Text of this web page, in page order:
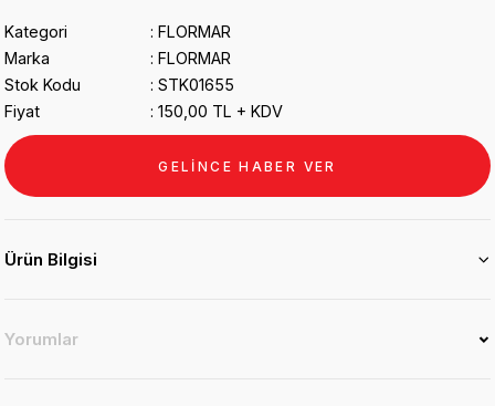
Kategori
FLORMAR
Marka
FLORMAR
Stok Kodu
STK01655
Fiyat
150,00 TL + KDV
GELİNCE HABER VER
Ürün Bilgisi
Yorumlar